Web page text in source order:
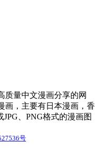
质量中文漫画分享的网
画，主要有日本漫画，香
、PNG格式的漫画图
号